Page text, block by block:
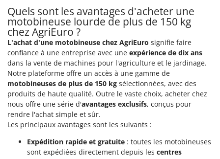
Quels sont les avantages d'acheter une
motobineuse lourde de plus de 150 kg
chez AgriEuro ?
L'achat d'une motobineuse chez AgriEuro signifie faire
confiance à une entreprise avec une expérience de dix ans
dans la vente de machines pour l'agriculture et le jardinage.
Notre plateforme offre un accès à une gamme de
motobineuses de plus de 150 kg sélectionnées, avec des
produits de haute qualité. Outre le vaste choix, acheter chez
nous offre une série d'avantages exclusifs, conçus pour
rendre l'achat simple et sûr.
Les principaux avantages sont les suivants :
Expédition rapide et gratuite : toutes les motobineuses
sont expédiées directement depuis les centres